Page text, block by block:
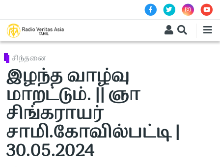
சிந்தனை
இழந்த வாழ்வு
மாறட்டும். || ஞா
சிங்கராயர்
சாமி.கோவில்பட்டி |
30.05.2024